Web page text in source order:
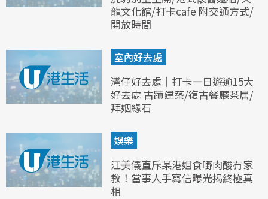
龍文化館/打卡cafe 附交通方式/
開放時間
室內好去處
灣仔好去處｜打卡一日遊逾15大
好去處 古蹟建築/復古餐廳茶居/
拜姻緣石
娛樂
江美儀直斥某港姐食嘢肉酸冇家
教！當事人手寫信曝光揭終極真
相